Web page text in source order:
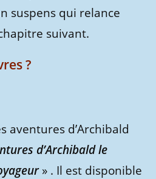
suspens qui relance
suivant.
?
aventures d’Archibald
d’Archibald le
» . Il est disponible